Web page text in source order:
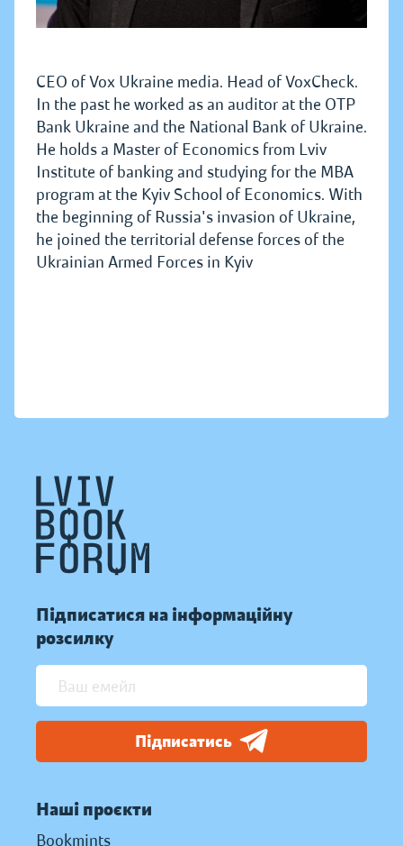
CEO of Vox Ukraine media. Head of VoxCheck.
In the past he worked as an auditor at the OTP
Bank Ukraine and the National Bank of Ukraine.
He holds a Master of Economics from Lviv
Institute of banking and studying for the MBA
program at the Kyiv School of Economics. With
the beginning of Russia's invasion of Ukraine,
he joined the territorial defense forces of the
Ukrainian Armed Forces in Kyiv
Підписатися на інформаційну
розсилку
Підписатись
Наші проєкти
Bookmints